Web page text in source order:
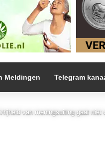
Meldingen Telegram
van meningsuiting gaat niet